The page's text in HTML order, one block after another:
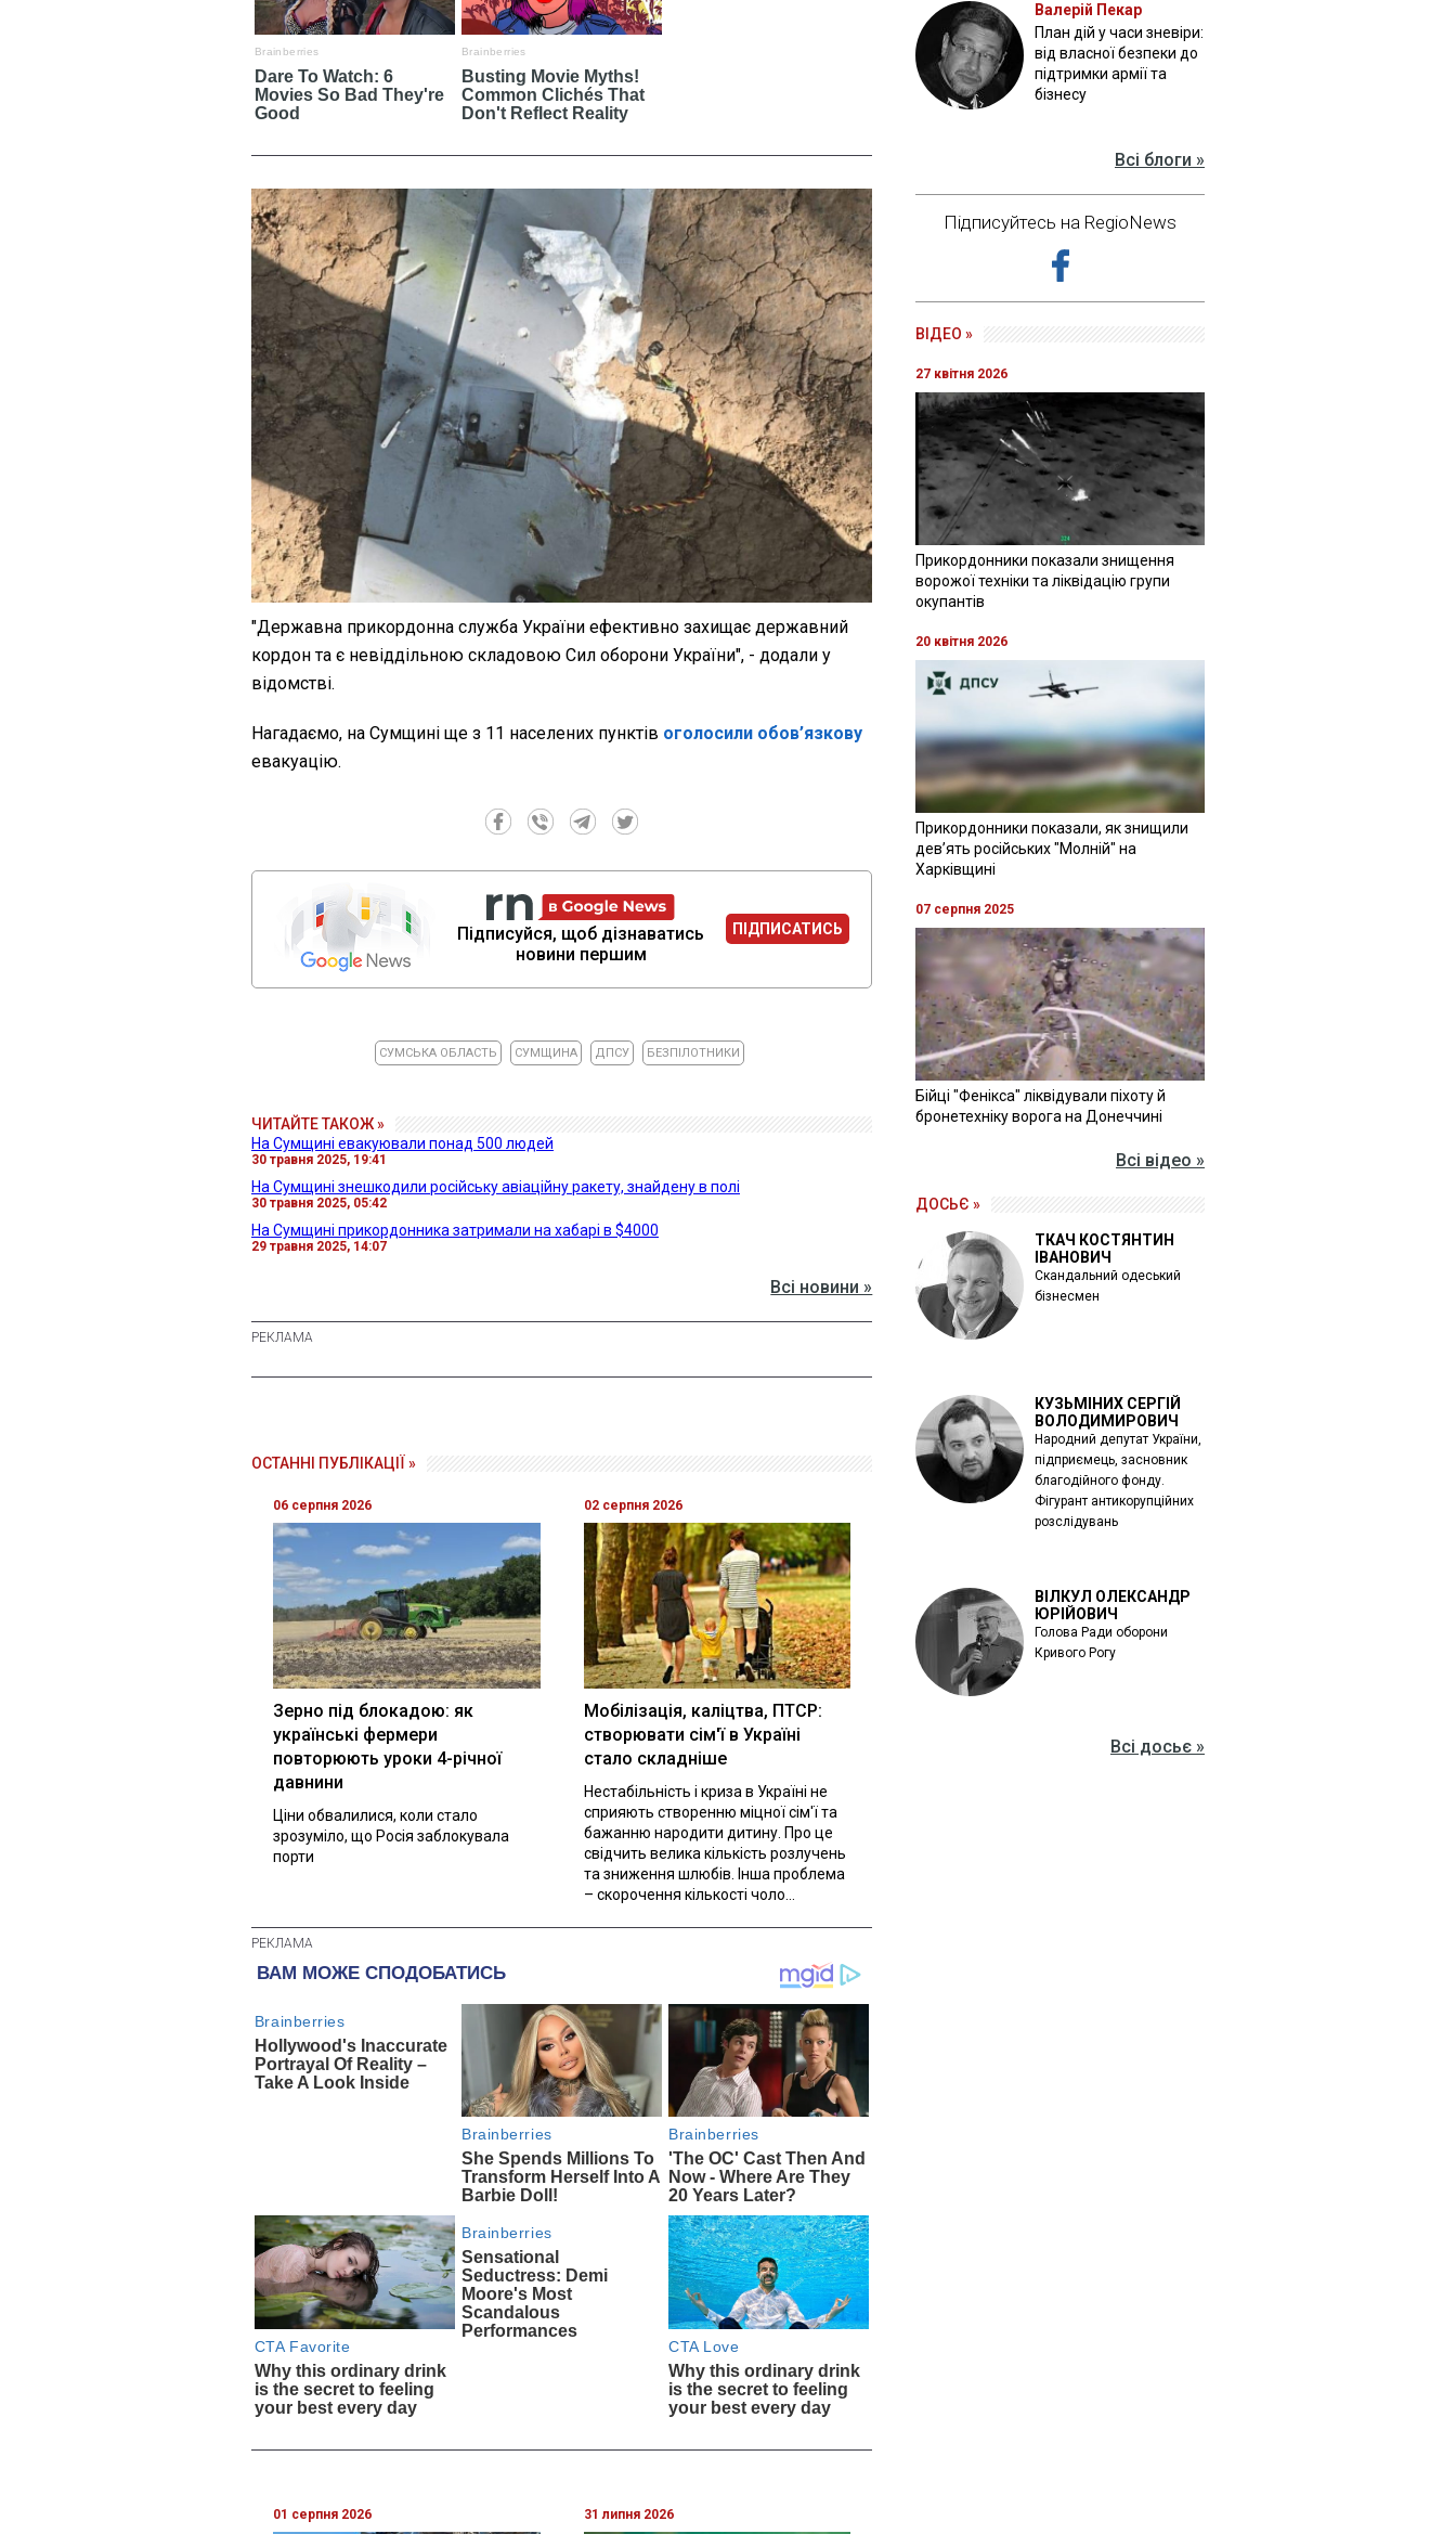
"Державна прикордонна служба України ефективно захищає державний
кордон та є невіддільною складовою Сил оборони України", - додали у
відомстві.
Нагадаємо, на Сумщині ще з 11 населених пунктів оголосили обов’язкову
евакуацію.
Підписуйся, щоб дізнаватись
новини першим
ПІДПИСАТИСЬ
СУМСЬКА ОБЛАСТЬ СУМЩИНА ДПСУ БЕЗПІЛОТНИКИ
ЧИТАЙТЕ ТАКОЖ »
На Сумщині евакуювали понад 500 людей
30 травня 2025, 19:41
На Сумщині знешкодили російську авіаційну ракету, знайдену в полі
30 травня 2025, 05:42
На Сумщині прикордонника затримали на хабарі в $4000
29 травня 2025, 14:07
Всі новини »
ОСТАННІ ПУБЛІКАЦІЇ »
06 серпня 2026
Зерно під блокадою: як
українські фермери
повторюють уроки 4-річної
давнини
Ціни обвалилися, коли стало
зрозуміло, що Росія заблокувала
порти
02 серпня 2026
Мобілізація, каліцтва, ПТСР:
створювати сім'ї в Україні
стало складніше
Нестабільність і криза в Україні не
сприяють створенню міцної сім'ї та
бажанню народити дитину. Про це
свідчить велика кількість розлучень
та зниження шлюбів. Інша проблема
– скорочення кількості чоло...
01 серпня 2026 31 липня 2026
Валерій Пекар
План дій у часи зневіри:
від власної безпеки до
підтримки армії та
бізнесу
Всі блоги »
Підписуйтесь на RegioNews
ВІДЕО »
27 квітня 2026
Прикордонники показали знищення
ворожої техніки та ліквідацію групи
окупантів
20 квітня 2026
Прикордонники показали, як знищили
девʼять російських "Молній" на
Харківщині
07 серпня 2025
Бійці "Фенікса" ліквідували піхоту й
бронетехніку ворога на Донеччині
Всі відео »
ДОСЬЄ »
ТКАЧ КОСТЯНТИН
ІВАНОВИЧ
Скандальний одеський
бізнесмен
КУЗЬМІНИХ СЕРГІЙ
ВОЛОДИМИРОВИЧ
Народний депутат України,
підприємець, засновник
благодійного фонду.
Фігурант антикорупційних
розслідувань
ВІЛКУЛ ОЛЕКСАНДР
ЮРІЙОВИЧ
Голова Ради оборони
Кривого Рогу
Всі досьє »